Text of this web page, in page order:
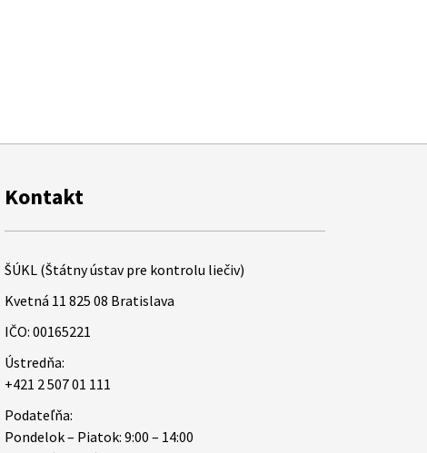
Kontakt
ŠÚKL (Štátny ústav pre kontrolu liečiv)
Kvetná 11 825 08 Bratislava
IČO: 00165221
Ústredňa:
+421 2 507 01 111
Podateľňa:
Pondelok – Piatok: 9:00 – 14:00